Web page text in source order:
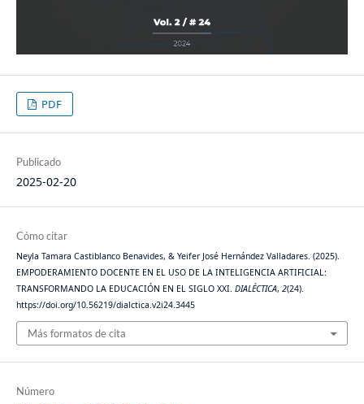
PDF
Publicado
2025-02-20
Cómo citar
Neyla Tamara Castiblanco Benavides, & Yeifer José Hernández Valladares. (2025).
EMPODERAMIENTO DOCENTE EN EL USO DE LA INTELIGENCIA ARTIFICIAL:
TRANSFORMANDO LA EDUCACIÓN EN EL SIGLO XXI. DIALÉCTICA, 2(24).
https://doi.org/10.56219/dialctica.v2i24.3445
Más formatos de cita
Número